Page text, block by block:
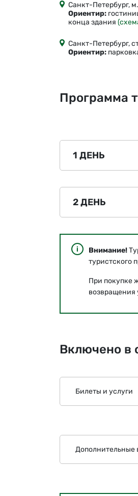
Санкт-Петербург,
Ориентир:
конца здания
Санкт-Петербург,
Ориентир:
Программа
1 ДЕНЬ
2 ДЕНЬ
Внимание!
туристского
При покупке
возвращения
Включено в
Билеты и услуги
Дополнительные